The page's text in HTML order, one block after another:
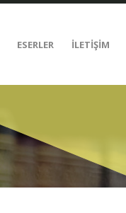
ESERLER İLETİŞİM